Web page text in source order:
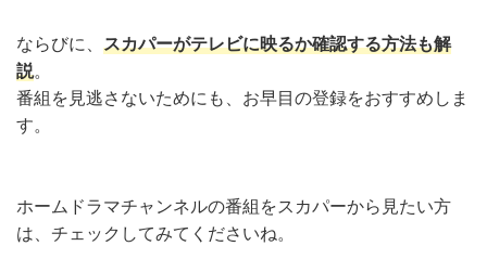
ならびに、 スカパーがテレビに映るか確認する方法も解
説。
番組を見逃さないためにも、お早目の登録をおすすめしま
す。
ホームドラマチャンネルの番組をスカパーから見たい方
は、チェックしてみてくださいね。